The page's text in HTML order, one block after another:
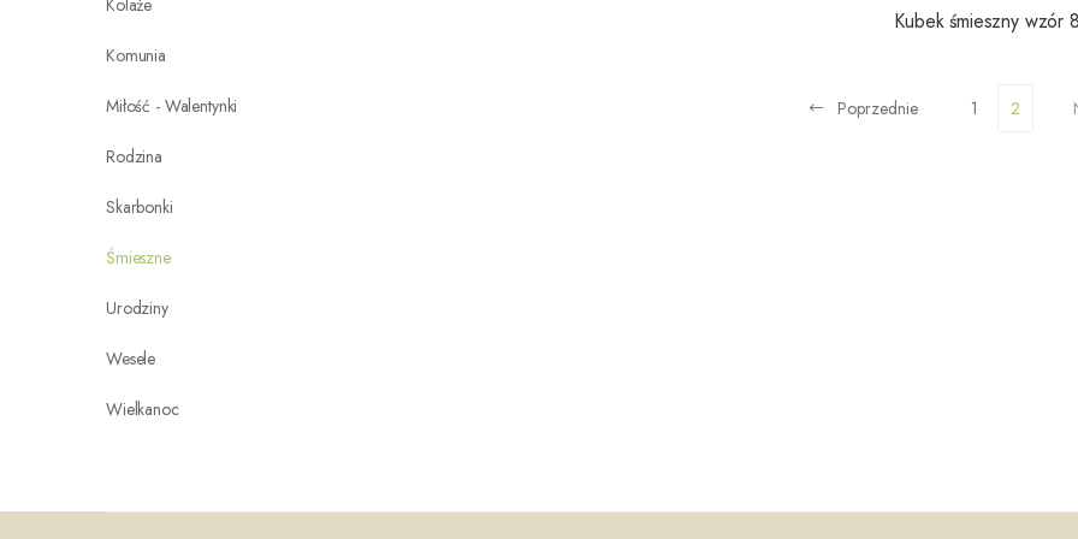
Kolaże
Komunia
Miłość - Walentynki
Rodzina
Skarbonki
Śmieszne
Urodziny
Wesele
Wielkanoc
Kubek śmieszny wzór 8
Poprzednie 1 2